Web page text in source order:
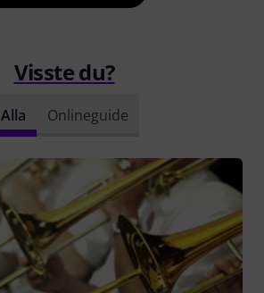
Visste du?
Alla Onlineguide